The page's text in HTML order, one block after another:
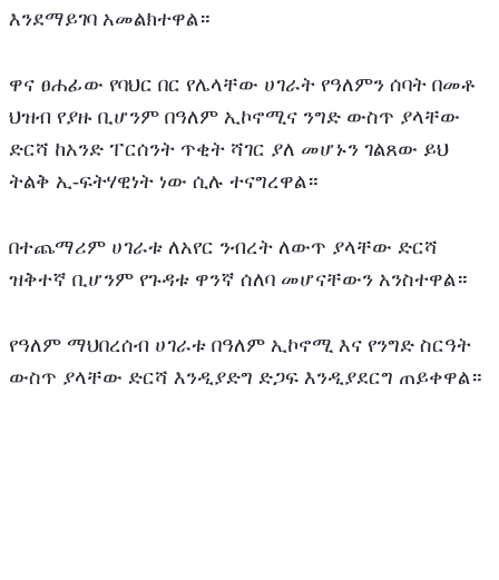
እንደማይገባ አመልክተዋል።
ዋና ፀሐፊው የባህር በር የሌላቸው ሀገራት የዓለምን ሰባት በመቶ
ህዝብ የያዙ ቢሆንም በዓለም ኢኮኖሚና ንግድ ውስጥ ያላቸው
ድርሻ ከአንድ ፐርሰንት ጥቂት ሻገር ያለ መሆኑን ገልጸው ይህ
ትልቅ ኢ-ፍትሃዊነት ነው ሲሉ ተናግረዋል።
በተጨማሪም ሀገራቱ ለአየር ንብረት ለውጥ ያላቸው ድርሻ
ዝቅተኛ ቢሆንም የጉዳቱ ዋንኛ ሰለባ መሆናቸውን አንስተዋል።
የዓለም ማህበረሰብ ሀገራቱ በዓለም ኢኮኖሚ እና የንግድ ስርዓት
ውስጥ ያላቸው ድርሻ እንዲያድግ ድጋፍ እንዲያደርግ ጠይቀዋል።